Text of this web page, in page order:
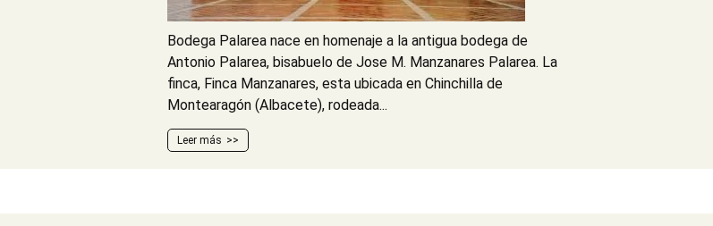
Bodega Palarea nace en homenaje a la antigua bodega de
Antonio Palarea, bisabuelo de Jose M. Manzanares Palarea. La
finca, Finca Manzanares, esta ubicada en Chinchilla de
Montearagón (Albacete), rodeada...
Leer más